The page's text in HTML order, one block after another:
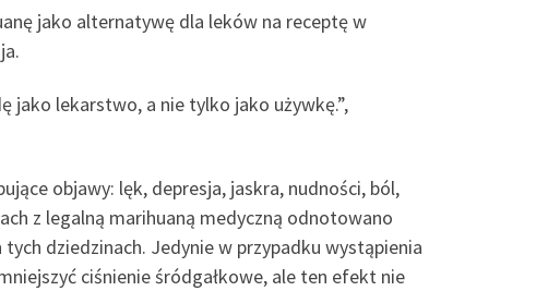
jako alternatywę dla leków na receptę w
jako lekarstwo, a nie tylko jako używkę.”,
objawy: lęk, depresja, jaskra, nudności, ból,
z legalną marihuaną medyczną odnotowano
dziedzinach. Jedynie w przypadku wystąpienia
ciśnienie śródgałkowe, ale ten efekt nie